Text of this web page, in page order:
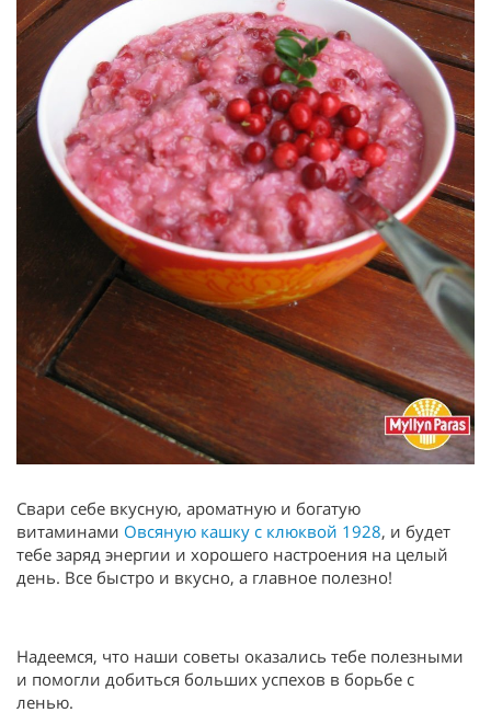
Свари себе вкусную, ароматную и богатую
витаминами Овсяную кашку с клюквой 1928, и будет
тебе заряд энергии и хорошего настроения на целый
день. Все быстро и вкусно, а главное полезно!
Надеемся, что наши советы оказались тебе полезными
и помогли добиться больших успехов в борьбе с
ленью.